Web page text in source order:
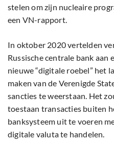
stelen om zijn nucleaire
een VN-rapport.
In oktober 2020 vertelden
Russische centrale bank aan
nieuwe “digitale roebel” het
maken van de Verenigde
sancties te weerstaan. Het
toestaan transacties buiten
banksysteem uit te voeren
digitale valuta te handelen.